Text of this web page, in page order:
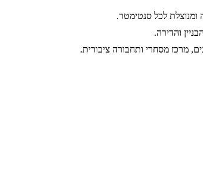
ומנוצלת לכל סנטימטר.
והדירה.
מרכז מסחרי ותחבורה ציבורית.